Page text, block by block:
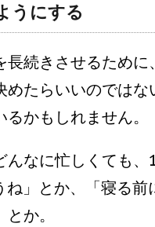
うにする
長続きさせるために
めたらいいのではな
かもしれません。
んなに忙しくても、
」とか、「寝る前
か。